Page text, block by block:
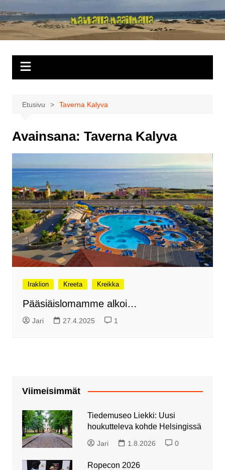
sisältöön
Matkalla
maailmalla
Etusivu Taverna Kalyva
Avainsana: Taverna Kalyva
Iraklion Kreeta Kreikka
Pääsiäislomamme alkoi…
Jari 27.4.2025 1
Viimeisimmät
Tiedemuseo Liekki: Uusi
houkutteleva kohde Helsingissä
Jari 1.8.2026 0
Ropecon 2026